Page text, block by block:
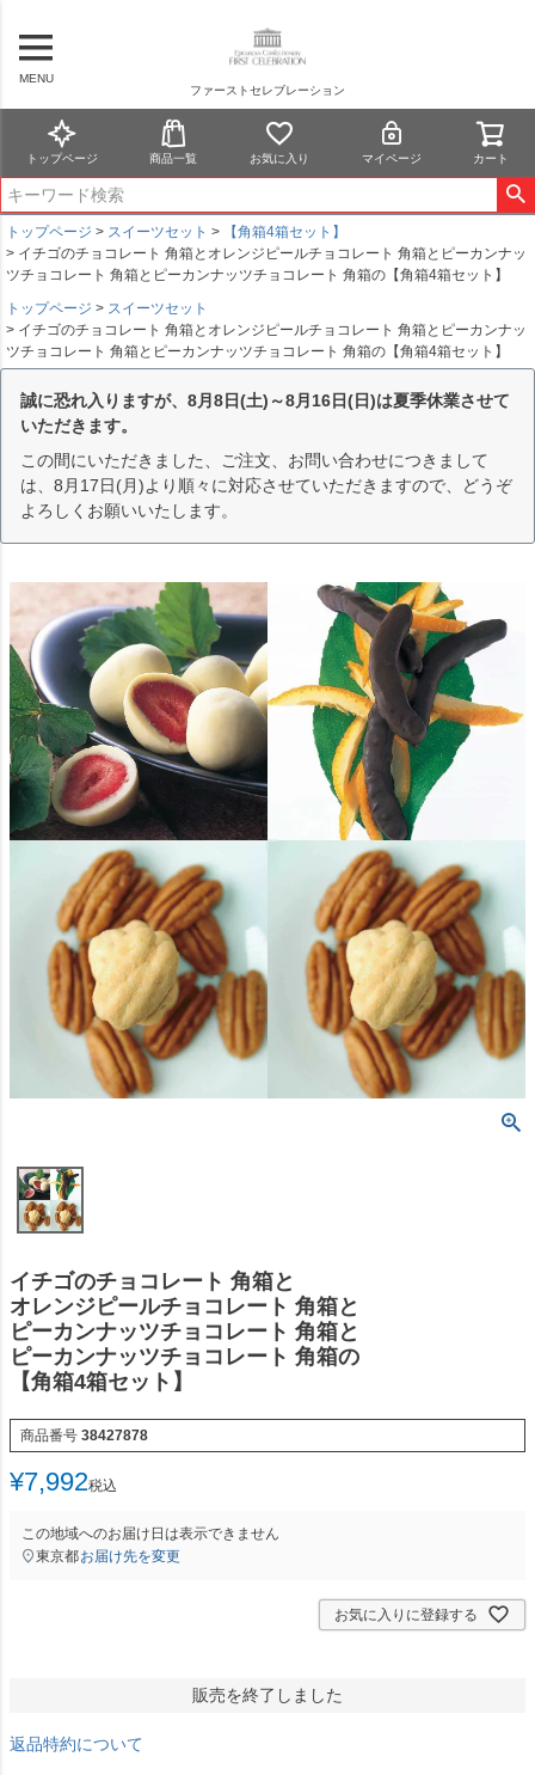
MENU
ファーストセレブレーション
トップページ 商品一覧 お気に入り マイページ カート
トップページ スイーツセット
【角箱4箱セット】
イチゴのチョコレート 角箱とオレンジピールチョコレート 角箱とピーカンナッ
ツチョコレート 角箱とピーカンナッツチョコレート 角箱の【角箱4箱セット】
トップページ
スイーツセット
イチゴのチョコレート 角箱とオレンジピールチョコレート 角箱とピーカンナッ
ツチョコレート 角箱とピーカンナッツチョコレート 角箱の【角箱4箱セット】
誠に恐れ入りますが、8月8日(土)～8月16日(日)は夏季休業させて
いただきます。
この間にいただきました、ご注文、お問い合わせにつきまして
は、8月17日(月)より順々に対応させていただきますので、どうぞ
よろしくお願いいたします。
イチゴのチョコレート 角箱と
オレンジピールチョコレート 角箱と
ピーカンナッツチョコレート 角箱と
ピーカンナッツチョコレート 角箱の
【角箱4箱セット】
商品番号 38427878
¥7,992税込
この地域へのお届け日は表示できません
東京都お届け先を変更
お気に入りに登録する
販売を終了しました
返品特約について